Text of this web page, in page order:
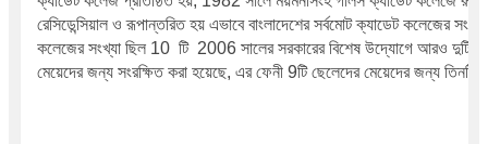
রেসিডেন্সিয়াল ও রূপান্তরিত হয় এভাবে বাংলাদেশের সর্বমোট ক্যাডেট কলেজের
কলেজের সংখ্যা ছিল 10  টি  2006 সালের সরকারের বিশেষ উদ্যোগে আরও দুটি
মেয়েদের জন্য সংরক্ষিত করা হয়েছে, এর ফেনী 9টি ছেলেদের মেয়েদের জন্য তিনটি